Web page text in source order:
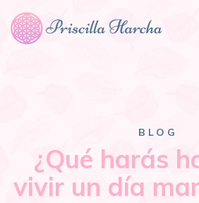
BLOG
¿Qué harás
vivir un día